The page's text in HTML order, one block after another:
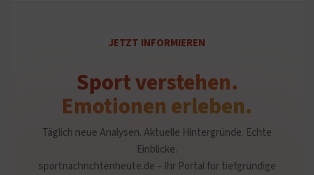
JETZT INFORMIEREN
Sport verstehen.
Emotionen erleben.
Täglich neue Analysen. Aktuelle Hintergründe. Echte
Einblicke.
sportnachrichtenheute.de – Ihr Portal für tiefgründige